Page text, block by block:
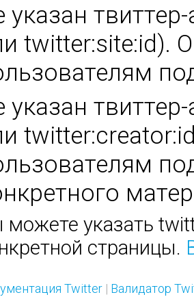
указан
twitter:site:id).
указан
можете указать
страницы.
Twitter | Валидатор